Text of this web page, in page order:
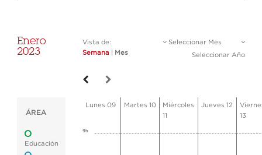
Enero
2023
Vista de:
Semana
Mes
Seleccionar Mes
Seleccionar Año
ÁREA
Educación
Lunes 09 Martes 10
Miércoles
11
Jueves 12
13
9h